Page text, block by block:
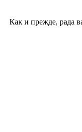
Как и прежде,